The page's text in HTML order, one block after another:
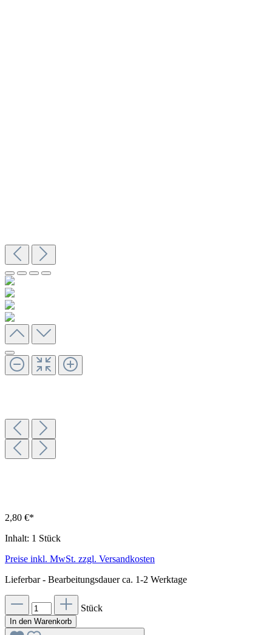
2,80 €*
Inhalt: 1 Stück
Preise inkl. MwSt. zzgl. Versandkosten
Lieferbar - Bearbeitungsdauer ca. 1-2 Werktage
Stück
In den Warenkorb